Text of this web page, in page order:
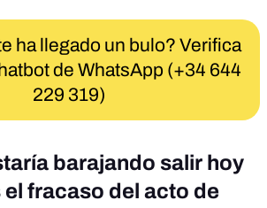
ha llegado un bulo? Verifica
de WhatsApp (+34 644
229 319)
barajando salir hoy
fracaso del acto de